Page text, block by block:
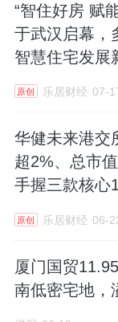
(600177)、中
合计占比
（文中个股仅
红利低波
证红利低波动
指数基金(博
A：019853；
式C：
“智住好房 赋
于武汉启幕，
智慧住宅发展
原创 乐居财经 07-
华健未来港交
超2%、总市
手握三款核心
原创 乐居财经 06-
厦门国贸
南低密宅地，